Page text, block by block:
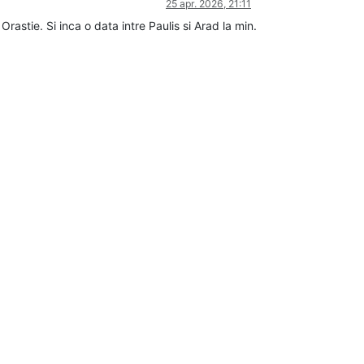
25 apr. 2026, 21:11
Si inca o data intre Paulis si Arad la min.